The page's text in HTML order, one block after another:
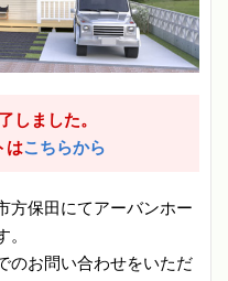
しました。
はこちらから
方保田にてアーバンホー
のお問い合わせをいただ